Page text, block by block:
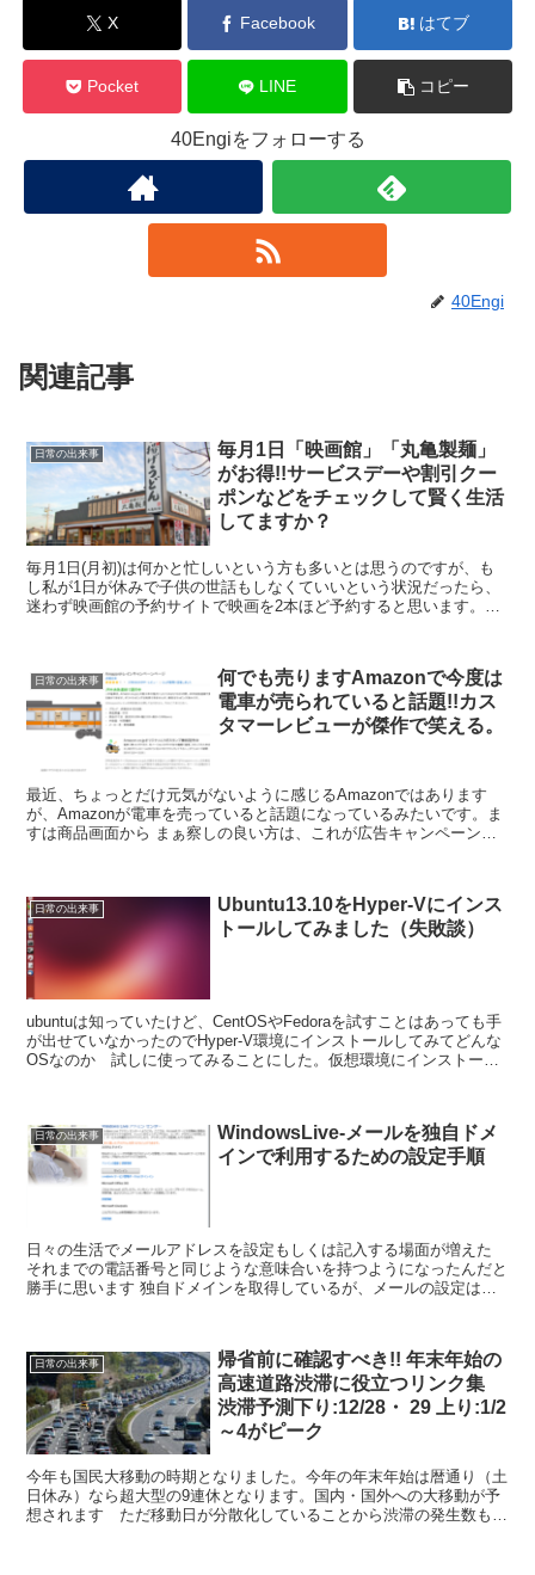
X Facebook はてブ
Pocket LINE コピー
40Engiをフォローする
40Engi
関連記事
日常の出来事
毎月1日「映画館」「丸亀製麺」
がお得!!サービスデーや割引クー
ポンなどをチェックして賢く生活
してますか？
毎月1日(月初)は何かと忙しいという方も多いとは思うのですが、も
し私が1日が休みで子供の世話もしなくていいという状況だったら、
迷わず映画館の予約サイトで映画を2本ほど予約すると思います。そ
日常の出来事
何でも売りますAmazonで今度は
電車が売られていると話題!!カス
タマーレビューが傑作で笑える。
最近、ちょっとだけ元気がないように感じるAmazonではあります
が、Amazonが電車を売っていると話題になっているみたいです。ま
すは商品画面から まぁ察しの良い方は、これが広告キャンペーンだ
日常の出来事
Ubuntu13.10をHyper-Vにインス
トールしてみました（失敗談）
ubuntuは知っていたけど、CentOSやFedoraを試すことはあっても手
が出せていなかったのでHyper-V環境にインストールしてみてどんな
OSなのか 試しに使ってみることにした。仮想環境にインストール
日常の出来事
WindowsLive-メールを独自ドメ
インで利用するための設定手順
日々の生活でメールアドレスを設定もしくは記入する場面が増えた
それまでの電話番号と同じような意味合いを持つようになったんだと
勝手に思います 独自ドメインを取得しているが、メールの設定はし
日常の出来事
帰省前に確認すべき!! 年末年始の
高速道路渋滞に役立つリンク集
渋滞予測下り:12/28・ 29 上り:1/2
～4がピーク
今年も国民大移動の時期となりました。今年の年末年始は暦通り（土
日休み）なら超大型の9連休となります。国内・国外への大移動が予
想されます ただ移動日が分散化していることから渋滞の発生数も減